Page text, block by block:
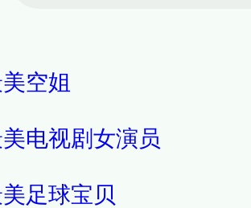
空姐
电视剧女演员
足球宝贝